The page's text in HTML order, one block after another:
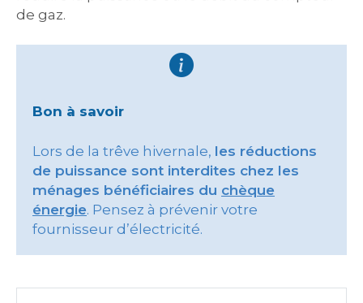
de gaz.
Bon à savoir
Lors de la trêve hivernale, les réductions
de puissance sont interdites chez les
ménages bénéficiaires du chèque
énergie. Pensez à prévenir votre
fournisseur d’électricité.